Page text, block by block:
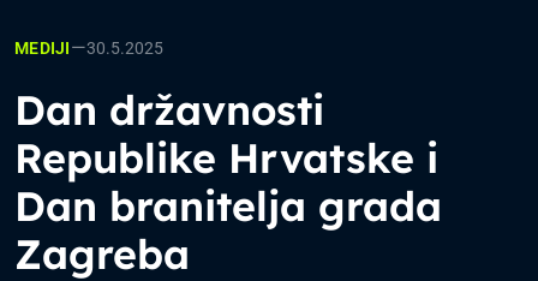
MEDIJI—30.5.2025
Dan državnosti
Republike Hrvatske i
Dan branitelja grada
Zagreba